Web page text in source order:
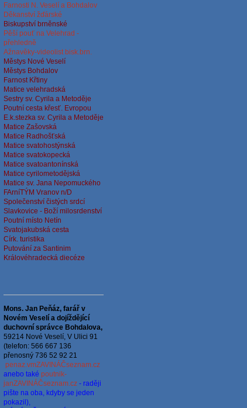
Farnosti N. Veselí a Bohdalov
Děkanství žďárské
Biskupství brněnské
Pěší pouť na Velehrad -
přehledně
Ažnavěky-videolist bisk.brn.
Městys Nové Veselí
Městys Bohdalov
Farnost Křtiny
Matice velehradská
Sestry sv. Cyrila a Metoděje
Poutní cesta křesť. Evropou
E.k.stezka sv. Cyrila a Metoděje
Matice Zašovská
Matice Radhošťská
Matice svatohostýnská
Matice svatokopecká
Matice svatoantonínská
Matice cyrilometodějská
Matice sv. Jana Nepomuckého
FArníTÝM Vranov n/D
Společenství čistých srdcí
Slavkovice - Boží milosrdenství
Poutní místo Netín
Svatojakubská cesta
Círk. turistika
Putování za Santinim
Královéhradecká diecéze
Mons. Jan Peňáz, farář v
Novém Veselí a dojíždějící
duchovní správceBohdalova,
59214 Nové Veselí, V Ulici 91
(telefon: 566 667 136
přenosný 736 52 92 21
penaz.vmZAVINÁČseznam.cz
anebo také poutnik-
janZAVINÁČseznam.cz- raději
pište na oba, kdyby se jeden
pokazil),